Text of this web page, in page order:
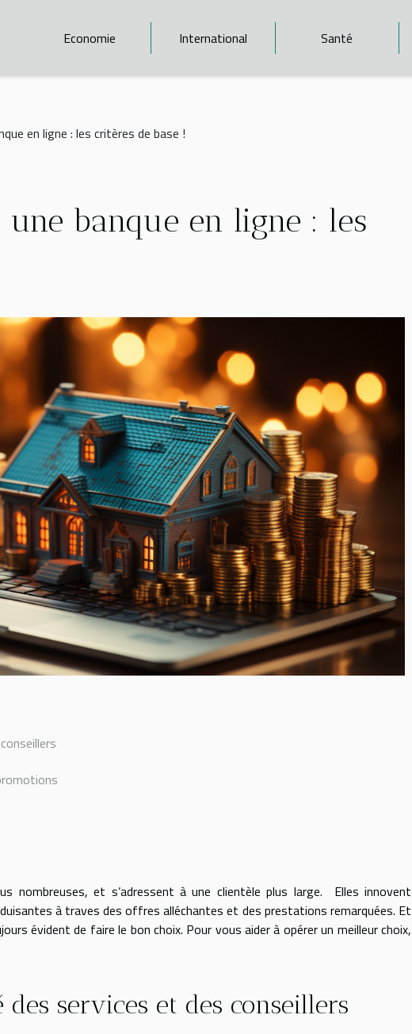
Economie International Santé
en ligne : les critères de base !
banque en ligne : les
nombreuses, et s’adressent à une clientèle plus large. Elles innovent
à traves des offres alléchantes et des prestations remarquées. Et
évident de faire le bon choix. Pour vous aider à opérer un meilleur choix,
des services et des conseillers